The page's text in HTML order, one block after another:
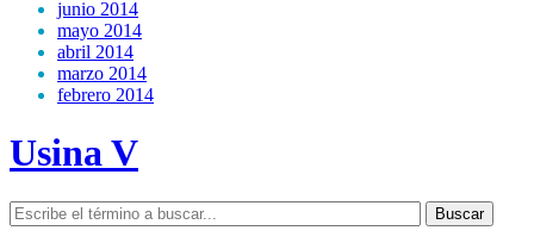
junio 2014
mayo 2014
abril 2014
marzo 2014
febrero 2014
Usina V